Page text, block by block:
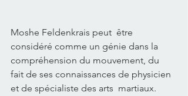
Moshe Feldenkrais peut  être
considéré comme un génie dans la
compréhension du mouvement, du
fait de ses connaissances de physicien
et de spécialiste des arts  martiaux.